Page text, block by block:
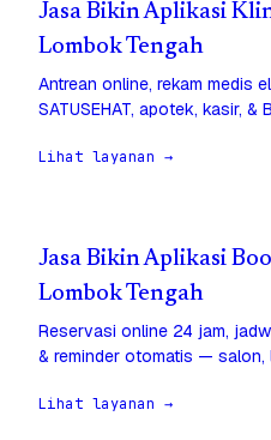
Jasa Bikin Aplikasi
Lombok Tengah
Antrean online, rekam medis
SATUSEHAT, apotek, kasir,
Lihat layanan →
Jasa Bikin Aplikasi
Lombok Tengah
Reservasi online 24 jam,
& reminder otomatis — salon,
Lihat layanan →